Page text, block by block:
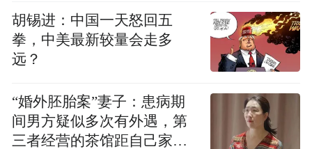
胡锡进：中国一天怒回五
拳，中美最新较量会走多
远？
“婚外胚胎案”妻子：患病期
间男方疑似多次有外遇，第
三者经营的茶馆距自己家步